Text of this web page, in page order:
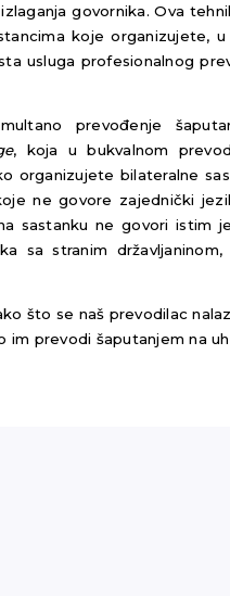
govornika. Ova
koje organizujete,
usluga profesionalnog
prevođenje
, koja u bukvalnom
organizujete bilateralne
ne govore zajednički
sastanku ne govori istim
sa stranim
što se naš prevodilac
im prevodi šaputanjem na